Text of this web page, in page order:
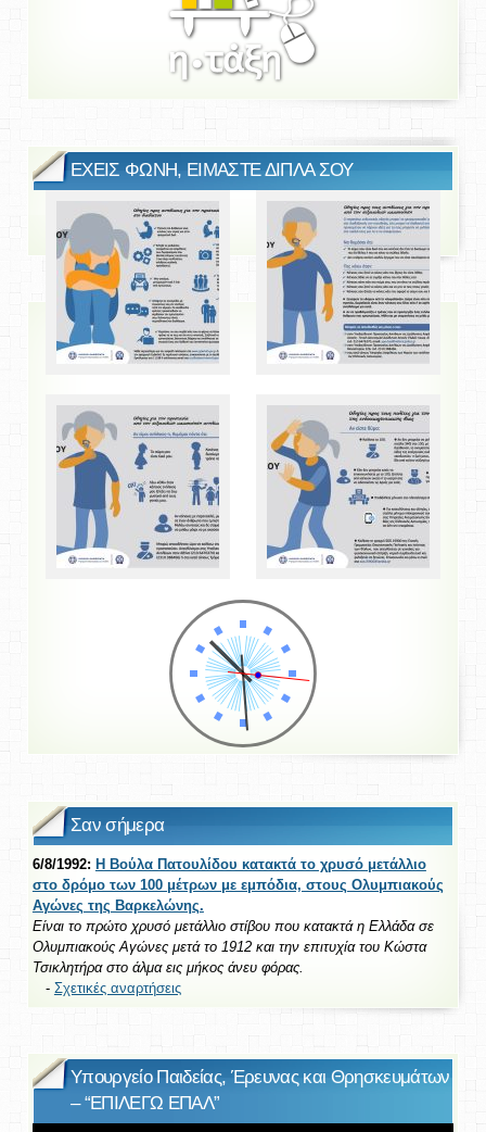
ΕΧΕΙΣ ΦΩΝΗ, ΕΙΜΑΣΤΕ ΔΙΠΛΑ ΣΟΥ
Σαν σήμερα
6/8/1992: Η Βούλα Πατουλίδου κατακτά το χρυσό μετάλλιο
στο δρόμο των 100 μέτρων με εμπόδια, στους Ολυμπιακούς
Αγώνες της Βαρκελώνης.
Είναι το πρώτο χρυσό μετάλλιο στίβου που κατακτά η Ελλάδα σε
Ολυμπιακούς Αγώνες μετά το 1912 και την επιτυχία του Κώστα
Τσικλητήρα στο άλμα εις μήκος άνευ φόρας.
- Σχετικές αναρτήσεις
Υπουργείο Παιδείας, Έρευνας και Θρησκευμάτων
– “ΕΠΙΛΕΓΩ ΕΠΑΛ”